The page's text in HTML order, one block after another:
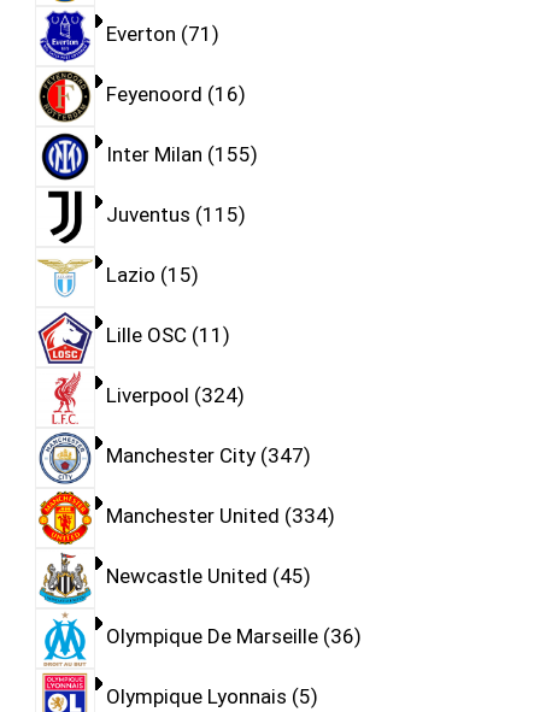
Everton 71
Feyenoord 16
Inter Milan 155
Juventus 115
Lazio 15
Lille OSC 11
Liverpool 324
Manchester City 347
Manchester United 334
Newcastle United 45
Olympique De Marseille 36
Olympique Lyonnais 5